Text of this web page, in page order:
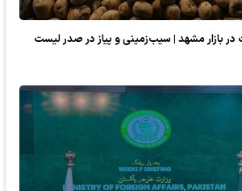
بازار مشهد | سیب‌زمینی و پیاز در صدر لیست